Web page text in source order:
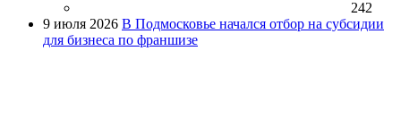
242
9 июля 2026 В Подмосковье начался отбор на субсидии
для бизнеса по франшизе